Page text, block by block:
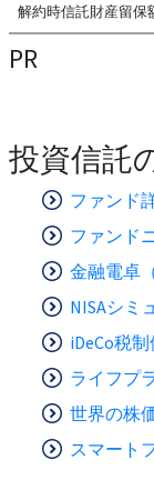
解約時信託財産留保
PR
投資信託
ファンド
ファンド
金融電卓
NISAシミ
iDeCo税
ライフプ
世界の株
スマート